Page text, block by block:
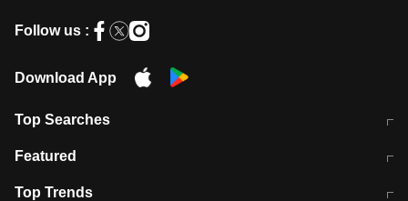
Follow us :
Download App
Top Searches
मुंबई में लगे 'जेन जी' के पोस्टर, लिखा- 'मैं
Featured
10 अगस्त को विधानसभा का घेराव करेंगे
Top Trends